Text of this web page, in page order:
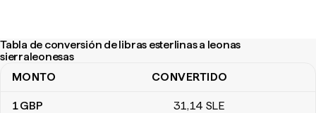
Tabla de conversión de libras esterlinas a leonas
sierraleonesas
Tabla de conversión de libras esterlinas a leonas sierraleonesas
MONTO CONVERTIDO
1GBP 31,14 SLE